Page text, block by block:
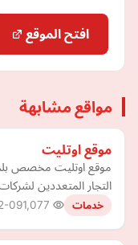
افتح الموقع
مواقع مشابهة
موقع اوتليت
موقع اوتليت مخصص
التجار المتعددين لشركات
خدمات 09